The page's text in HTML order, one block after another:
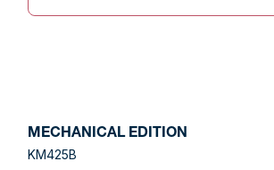
MECHANICAL EDITION
KM425B